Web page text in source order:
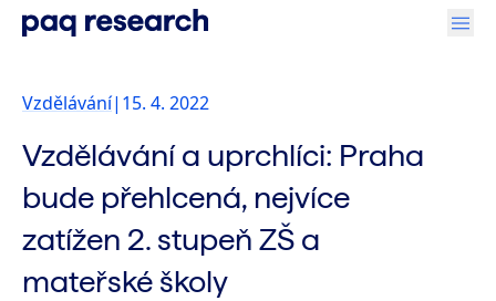
Vzdělávání| 15. 4. 2022
Vzdělávání a uprchlíci: Praha
bude přehlcená, nejvíce
zatížen 2. stupeň ZŠ a
mateřské školy